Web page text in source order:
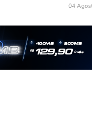
04